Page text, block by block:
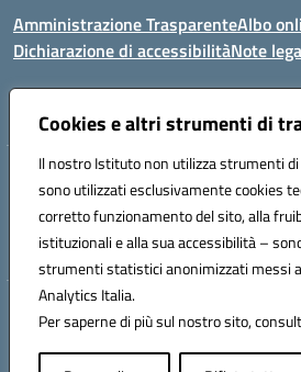
Cookies e altri strumenti di
Il nostro Istituto non utilizza strumenti
sono utilizzati esclusivamente cookies
corretto funzionamento del sito, alla
istituzionali e alla sua accessibilità –
strumenti statistici anonimizzati messi
Analytics Italia.
Per saperne di più sul nostro sito,
Amministrazione TrasparenteAlbo
Dichiarazione di accessibilitàNote
Codice fiscale: 81000450908 Codice
Telefono: 079714035 Fax: 079716128
Mail: SSIC80600X@istruzione.it PEC:
Hosting & Powered by 3D
Concept & Design by